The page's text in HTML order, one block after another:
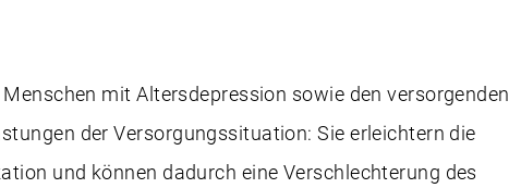
mit Altersdepression sowie den versorgenden
der Versorgungssituation: Sie erleichtern die
und können dadurch eine Verschlechterung des